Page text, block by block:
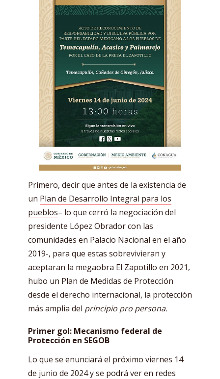
Primero, decir que antes de la existencia de
un Plan de Desarrollo Integral para los
pueblos– lo que cerró la negociación del
presidente López Obrador con las
comunidades en Palacio Nacional en el año
2019-, para que estas sobrevivieran y
aceptaran la megaobra El Zapotillo en 2021,
hubo un Plan de Medidas de Protección
desde el derecho internacional, la protección
más amplia del principio pro persona.
Primer gol: Mecanismo federal de
Protección en SEGOB
Lo que se enunciará el próximo viernes 14
de junio de 2024 y se podrá ver en redes